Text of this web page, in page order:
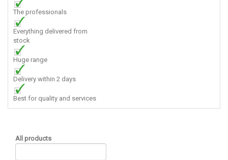
The professionals
Everything delivered from
stock
Huge range
Delivery within 2 days
Best for quality and services
All products